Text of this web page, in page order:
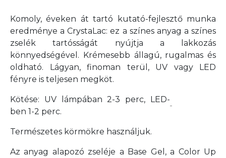
Komoly, éveken át tartó kutató-fejlesztő munka
eredménye a CrystaLac: ez a színes anyag a színes
zselék tartósságát nyújtja a lakkozás
könnyedségével. Krémesebb állagú, rugalmas és
oldható. Lágyan, finoman terül, UV vagy LED
fényre is teljesen megköt.
Kötése: UV lámpában 2-3 perc, LED-
ben 1-2 perc.
Természetes körmökre használjuk.
Az anyag alapozó zseléje a Base Gel, a Color Up